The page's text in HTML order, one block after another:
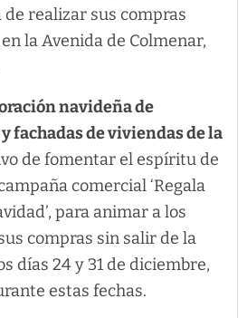
realizar sus compras
la Avenida de Colmenar,
navideña de
fachadas de viviendas de la
de fomentar el espíritu de
comercial ‘Regala
para animar a los
compras sin salir de la
días 24 y 31 de diciembre,
estas fechas.